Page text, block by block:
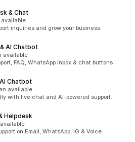
& Chat
available
inquiries and grow your business.
AI Chatbot
available
FAQ, WhatsApp inbox & chat buttons
Chatbot
available
with live chat and AI-powered support.
Helpdesk
on Email, WhatsApp, IG & Voice